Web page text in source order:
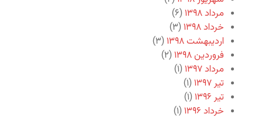
مرداد ۱۳۹۸
(۶)
خرداد ۱۳۹۸
(۳)
اردیبهشت ۱۳۹۸
(۳)
فروردین ۱۳۹۸
(۲)
مرداد ۱۳۹۷
(۱)
تیر ۱۳۹۷
(۱)
تیر ۱۳۹۶
(۱)
خرداد ۱۳۹۶
(۱)